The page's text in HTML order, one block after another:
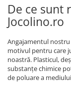
De ce sunt
Jocolino.ro
Angajamentul
motivul pentru care
noastră. Plasticul,
substanțe chimice
de poluare a